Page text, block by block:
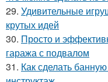
29. Удивительные
крутых идей
30. Просто и
гаража с подвалом
31. Как сделать